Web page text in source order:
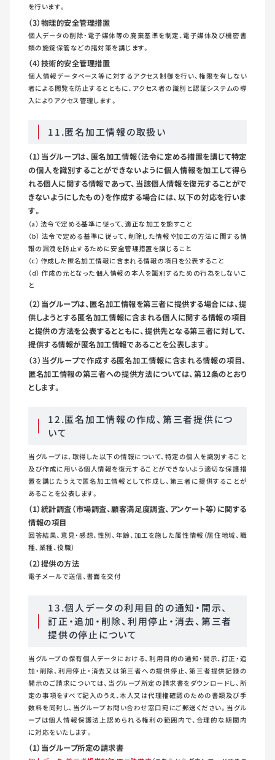
を行います。
（3）物理的安全管理措置
個人データの削除・電子媒体等の廃棄基準を制定、電子媒体及び機密書
類の施錠保管などの諸対策を講じます。
（4）技術的安全管理措置
個人情報データベース等に対するアクセス制御を行い、権限を有しない
者による閲覧を防止するとともに、アクセス者の識別と認証システムの導
入によりアクセス管理します。
11.匿名加工情報の取扱い
（1）当グループは、匿名加⼯情報（法令に定める措置を講じて特定
の個⼈を識別することができないように個⼈情報を加⼯して得ら
れる個⼈に関する情報であって、当該個⼈情報を復元することがで
きないようにしたもの）を作成する場合には、以下の対応を⾏いま
す。
（a） 法令で定める基準に従って、適正な加⼯を施すこと
（b） 法令で定める基準に従って、削除した情報や加⼯の⽅法に関する情
報の漏洩を防⽌するために安全管理措置を講じること
（c） 作成した匿名加⼯情報に含まれる情報の項⽬を公表すること
（d） 作成の元となった個⼈情報の本⼈を識別するための⾏為をしないこ
と
（2）当グループは、匿名加⼯情報を第三者に提供する場合には、提
供しようとする匿名加⼯情報に含まれる個⼈に関する情報の項⽬
と提供の⽅法を公表するとともに、提供先となる第三者に対して、
提供する情報が匿名加⼯情報であることを公表します。
（3）当グループで作成する匿名加工情報に含まれる情報の項目、
匿名加工情報の第三者への提供方法については、第12条のとおり
とします。
12.匿名加工情報の作成、第三者提供につ
いて
当グループは、取得した以下の情報について、特定の個人を識別すること
及び作成に用いる個人情報を復元することができないよう適切な保護措
置を講じたうえで匿名加工情報として作成し、第三者に提供することが
あることを公表します。
（1）統計調査（市場調査、顧客満足度調査、アンケート等）に関する
情報の項目
回答結果、意見・感想、性別、年齢、加工を施した属性情報（居住地域、職
種、業種、役職）
（2）提供の方法
電子メールで送信、書面を交付
13.個人データの利用目的の通知・開示、
訂正・追加・削除、利用停止・消去、第三者
提供の停止について
当グループの保有個人データにおける、利用目的の通知・開示、訂正・追
加・削除、利用停止・消去又は第三者への提供停止、第三者提供記録の
開示のご請求については、当グループ所定の請求書をダウンロードし、所
定の事項をすべて記入のうえ、本人又は代理権確認のための書類及び手
数料を同封し、当グループお問い合わせ窓口宛にご郵送ください。当グル
ープは個人情報保護法上認められる権利の範囲内で、合理的な期間内
に対応をいたします。
（1）当グループ所定の請求書